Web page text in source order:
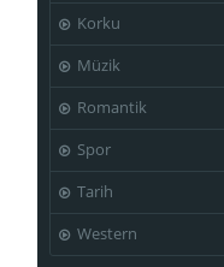
Korku
Müzik
Romantik
Spor
Tarih
Western